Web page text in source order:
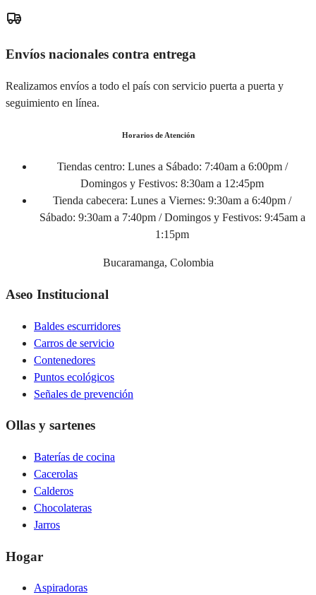
Envíos nacionales contra entrega
Realizamos envíos a todo el país con servicio puerta a puerta y
seguimiento en línea.
Horarios de Atención
Tiendas centro: Lunes a Sábado: 7:40am a 6:00pm /
Domingos y Festivos: 8:30am a 12:45pm
Tienda cabecera: Lunes a Viernes: 9:30am a 6:40pm /
Sábado: 9:30am a 7:40pm / Domingos y Festivos: 9:45am a
1:15pm
Bucaramanga, Colombia
Aseo Institucional
Baldes escurridores
Carros de servicio
Contenedores
Puntos ecológicos
Señales de prevención
Ollas y sartenes
Baterías de cocina
Cacerolas
Calderos
Chocolateras
Jarros
Hogar
Aspiradoras